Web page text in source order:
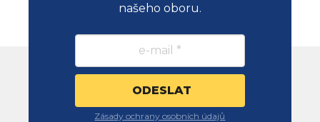
našeho oboru.
Zásady ochrany osobních údajů